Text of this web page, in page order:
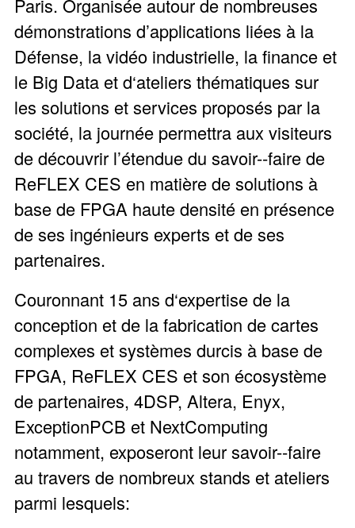
Paris. Organisée autour de nombreuses
démonstrations d’applications liées à la
Défense, la vidéo industrielle, la finance et
le Big Data et d‘ateliers thématiques sur
les solutions et services proposés par la
société, la journée permettra aux visiteurs
de découvrir l’étendue du savoir-­‐faire de
ReFLEX CES en matière de solutions à
base de FPGA haute densité en présence
de ses ingénieurs experts et de ses
partenaires.
Couronnant 15 ans d‘expertise de la
conception et de la fabrication de cartes
complexes et systèmes durcis à base de
FPGA, ReFLEX CES et son écosystème
de partenaires, 4DSP, Altera, Enyx,
ExceptionPCB et NextComputing
notamment, exposeront leur savoir-­‐faire
au travers de nombreux stands et ateliers
parmi lesquels: